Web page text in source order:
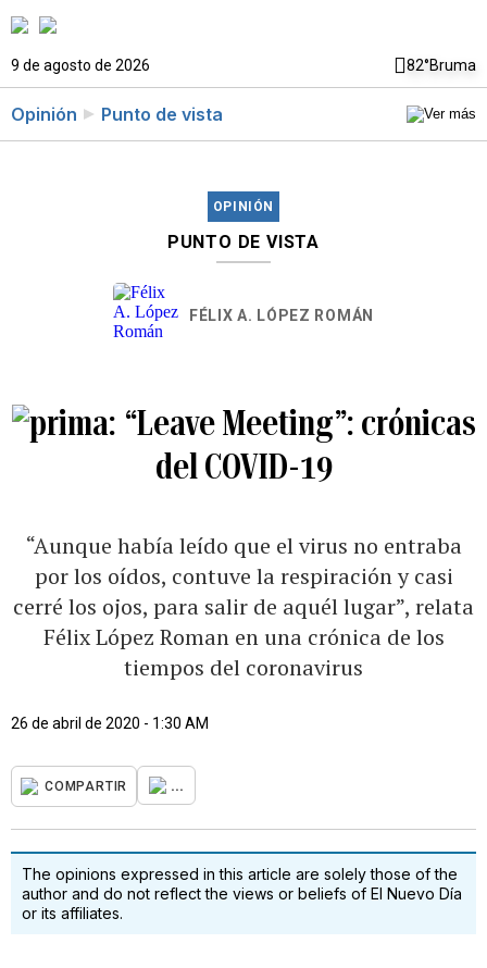
9 de agosto de 2026 82°Bruma
Opinión Punto de vista
OPINIÓN
PUNTO DE VISTA
FÉLIX A. LÓPEZ ROMÁN
“Leave Meeting”: crónicas
del COVID-19
“Aunque había leído que el virus no entraba
por los oídos, contuve la respiración y casi
cerré los ojos, para salir de aquél lugar”, relata
Félix López Roman en una crónica de los
tiempos del coronavirus
26 de abril de 2020 - 1:30 AM
COMPARTIR ...
The opinions expressed in this article are solely those of the
author and do not reflect the views or beliefs of El Nuevo Día
or its affiliates.